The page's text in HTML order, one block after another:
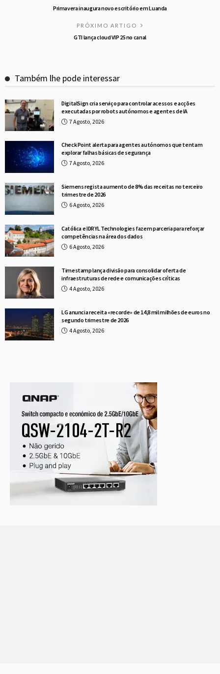
Primavera inaugura novo escritório em Luanda
PRÓXIMO ARTIGO
GTI lança cloud VIP 25 no canal
Também lhe pode interessar
DigitalSign cria serviço para controlar acessos e acções
executadas por robots autónomos e agentes de IA
7 Agosto, 2026
Check Point alerta para agentes autónomos que tentam
explorar falhas básicas de segurança
7 Agosto, 2026
Siemens regista aumento de 8% das receitas no terceiro
trimestre de 2026
6 Agosto, 2026
Católica e IDRYL Technologies fazem parceria para reforçar
competências na área dos dados
6 Agosto, 2026
Timestamp lança divisão para consolidar oferta de
infraestruturas de rede e comunicações críticas
4 Agosto, 2026
LG anuncia receita «recorde» de 14,8 mil milhões de euros no
segundo trimestre de 2026
4 Agosto, 2026